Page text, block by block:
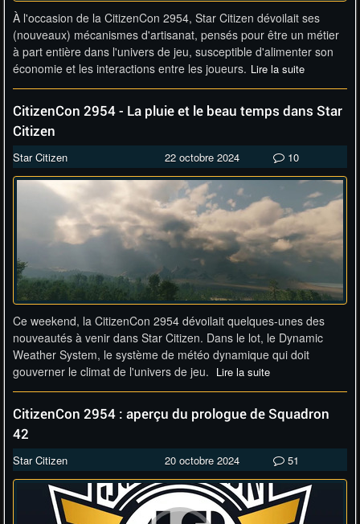
À l'occasion de la CitizenCon 2954, Star Citizen dévoilait ses
(nouveaux) mécanismes d'artisanat, pensés pour être un métier
à part entière dans l'univers de jeu, susceptible d'alimenter son
économie et les interactions entre les joueurs. Lire la suite
CitizenCon 2954 - La pluie et le beau temps dans Star
Citizen
Star Citizen 22 octobre 2024 10
Ce weekend, la CitizenCon 2954 dévoilait quelques-unes des
nouveautés à venir dans Star Citizen. Dans le lot, le Dynamic
Weather System, le système de météo dynamique qui doit
gouverner le climat de l'univers de jeu. Lire la suite
CitizenCon 2954 : aperçu du prologue de Squadron
42
Star Citizen 20 octobre 2024 51